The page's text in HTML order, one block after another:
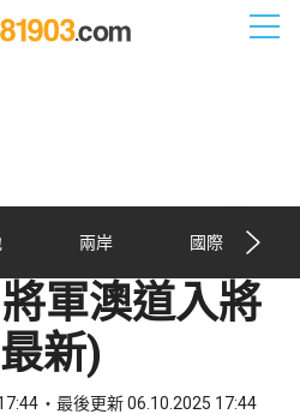
兩岸 國際
軍澳道入將
新)
最後更新 06.10.2025 17:44